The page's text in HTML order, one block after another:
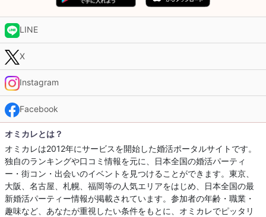
LINE
X
Instagram
Facebook
オミカレとは？
オミカレは2012年にサービスを開始した婚活ポータルサイトです。
独自のランキングや口コミ情報を元に、日本全国の婚活パーティ
ー・街コン・出会いのイベントを見つけることができます。東京、
大阪、名古屋、札幌、福岡等の人気エリアをはじめ、日本全国の最
新婚活パーティー情報が掲載されています。参加者の年齢・職業・
趣味など、あなたが重視したい条件をもとに、オミカレでピッタリ